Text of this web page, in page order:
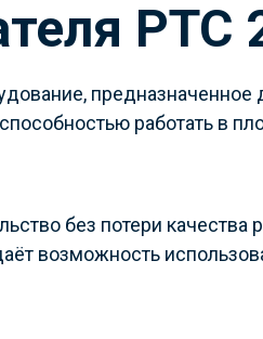
PTC
работать в
без потери
возможность